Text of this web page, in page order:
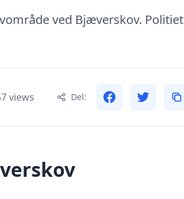
ved Bjæverskov. Politiet
views Del: